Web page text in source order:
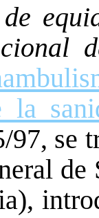
la
97, se
de